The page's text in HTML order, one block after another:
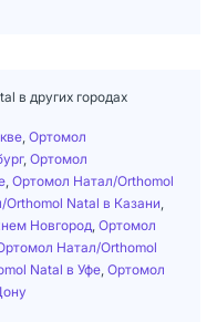
в других городах
Ортомол
, Ортомол
Ортомол Натал/Orthomol
Natal в Казани
Новгород Ортомол
Натал/Orthomol
Natal в Уфе Ортомол